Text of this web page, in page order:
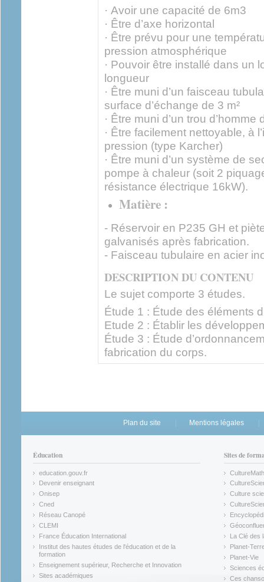
· Avoir une capacité de 6m3
· Être d’axe horizontal
· Être prévu pour une
pression atmosphérique
· Pouvoir être installé dans un
longueur
· Être muni d’un faisceau
surface d’échange de 3 m²
· Être muni d’un trou d’homme
· Être facilement nettoyable, à
pression (type Karcher)
· Être muni d’un système de
pompe à chaleur (soit 2
résistance électrique 16kW).
Matière :
- Réservoir en P235 GH et
galvanisés après fabrication.
- Faisceau tubulaire en acier
DESCRIPTION DU CONTENU
Le sujet comporte 3 études.
Étude 1 : Étude des éléments
Etude 2 : Établir les
Étude 3 : Étude
fabrication du corps.
Plan du site Mentions légales
Éducation
education.gouv.fr
(link is external)
Devenir enseignant
(link is external)
Onisep
(link is external)
Cned
(link is external)
Réseau Canopé
(link is external)
CLEMI
(link is external)
France Éducation International
(link is external)
Institut des hautes études de l'éducation et de la
formation
(link is external)
Enseignement supérieur, Recherche et Innovation
(link is external)
Sites académiques
Sites de
CultureMath
(link is
(link is
Culture
(link is
(link is
(link is
La Clé des
(link is
Planet-
(link is
Planet-Vie
(link is
Sciences
(link is
Ces